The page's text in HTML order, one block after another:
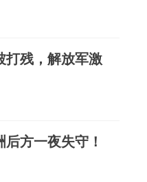
打残，解放军激
方一夜失守！